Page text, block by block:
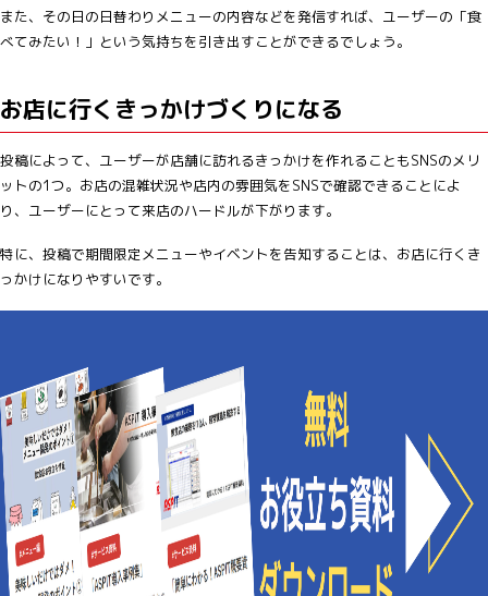
また、その日の日替わりメニューの内容などを発信すれば、ユーザーの「食
べてみたい！」という気持ちを引き出すことができるでしょう。
お店に行くきっかけづくりになる
投稿によって、ユーザーが店舗に訪れるきっかけを作れることもSNSのメリ
ットの1つ。お店の混雑状況や店内の雰囲気をSNSで確認できることによ
り、ユーザーにとって来店のハードルが下がります。
特に、投稿で期間限定メニューやイベントを告知することは、お店に行くき
っかけになりやすいです。